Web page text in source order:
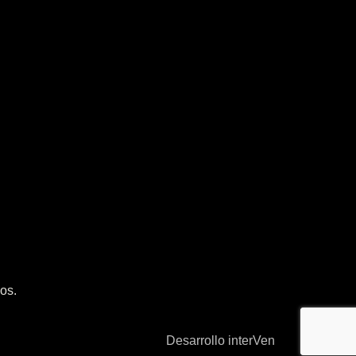
Desarrollo interVen